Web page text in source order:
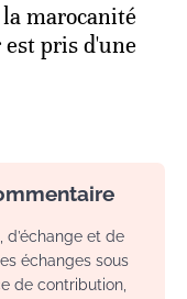
marocanité
est pris d'une
d’échange et de
échanges sous
de contribution,